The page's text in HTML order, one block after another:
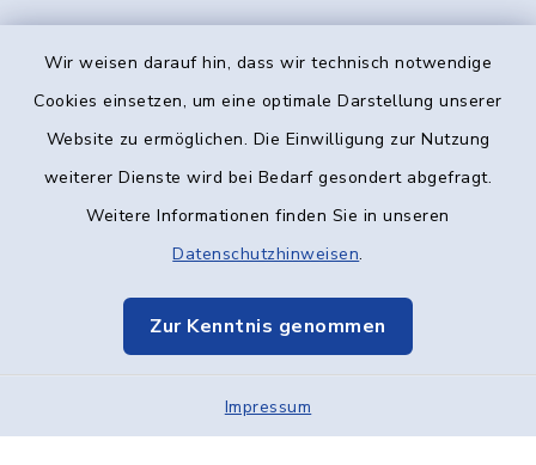
Wir weisen darauf hin, dass wir technisch notwendige
Cookies einsetzen, um eine optimale Darstellung unserer
Website zu ermöglichen. Die Einwilligung zur Nutzung
weiterer Dienste wird bei Bedarf gesondert abgefragt.
Weitere Informationen finden Sie in unseren
Datenschutzhinweisen.
Zur Kenntnis genommen
Impressum
Kontakt
Datenschutz
Elektronische Kommunikation
Sitemap